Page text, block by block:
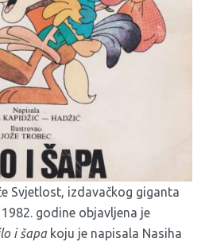
Svjetlost, izdavačkog giganta
godine objavljena je
i šapakoju je napisala Nasiha